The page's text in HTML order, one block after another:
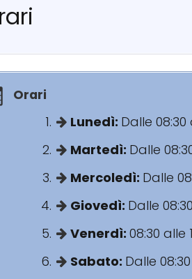
Orari
Lunedì: Dalle 08:30
Martedì: Dalle
Mercoledì: Dalle
Giovedì: Dalle
Venerdì: 08:30 alle
Sabato: Dalle